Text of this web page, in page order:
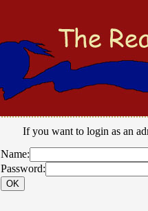
If you want to login as an
Name:
Password: